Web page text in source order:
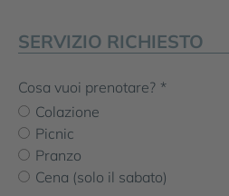
SERVIZIO RICHIESTO
Cosa vuoi prenotare? *
Colazione
Picnic
Pranzo
Cena (solo il sabato)